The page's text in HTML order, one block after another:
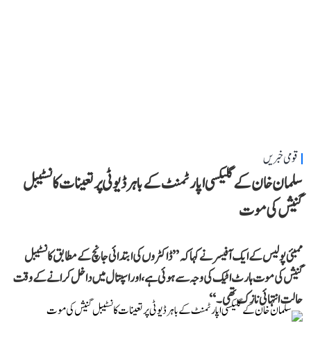
قومی خبریں
سلمان خان کے گلیکسی اپارٹمنٹ کے باہر ڈیوٹی پر تعینات کانسٹیبل
گنیش کی موت
ممبئی پولیس کے ایک آفیسر نے کہا کہ ’’ڈاکٹروں کی ابتدائی جانچ کے مطابق کانسٹیبل
گنیش کی موت ہارٹ اٹیک کی وجہ سے ہوئی ہے، اور اسپتال میں داخل کرانے کے وقت
حالت انتہائی نازک تھی۔‘‘